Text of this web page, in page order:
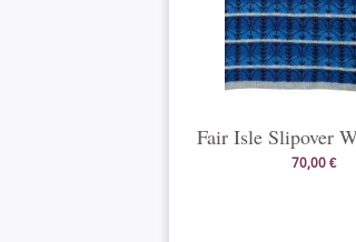
Fair Isle Slipover
70,00 €